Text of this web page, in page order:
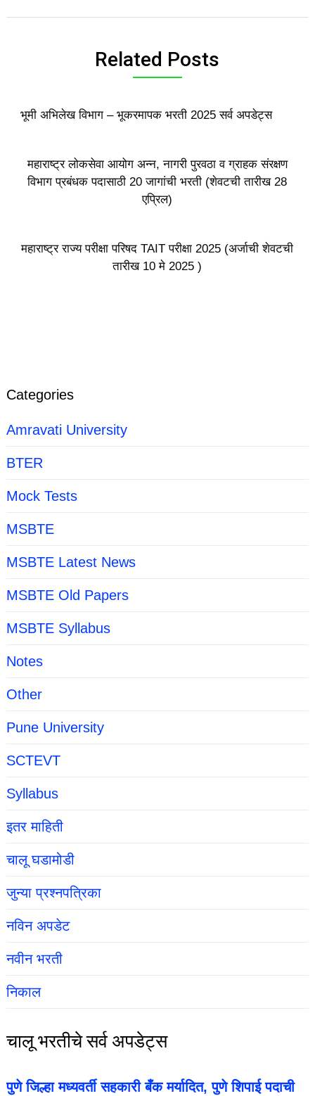
Related Posts
भूमी अभिलेख विभाग – भूकरमापक भरती 2025 सर्व अपडेट्स
महाराष्ट्र लोकसेवा आयोग अन्न, नागरी पुरवठा व ग्राहक संरक्षण
विभाग प्रबंधक पदासाठी 20 जागांची भरती (शेवटची तारीख 28
एप्रिल)
महाराष्ट्र राज्य परीक्षा परिषद TAIT परीक्षा 2025 (अर्जाची शेवटची
तारीख 10 मे 2025 )
Categories
Amravati University
BTER
Mock Tests
MSBTE
MSBTE Latest News
MSBTE Old Papers
MSBTE Syllabus
Notes
Other
Pune University
SCTEVT
Syllabus
इतर माहिती
चालू घडामोडी
जुन्या प्रश्नपत्रिका
नविन अपडेट
नवीन भरती
निकाल
चालू भरतीचे सर्व अपडेट्स
पुणे जिल्हा मध्यवर्ती सहकारी बँक मर्यादित, पुणे शिपाई पदाची